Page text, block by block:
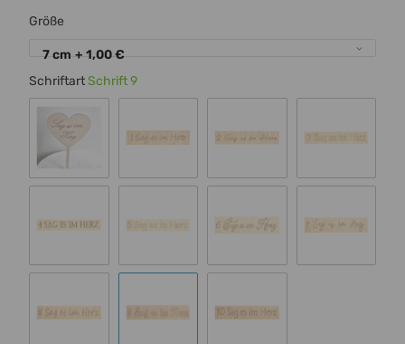
Größe
7 cm + 1,00 €
SchriftartSchrift 9
Standard 00 Schrift 1 Schrift 2 Schrift 3
Schrift 4 Schrift 5 Schrift 6